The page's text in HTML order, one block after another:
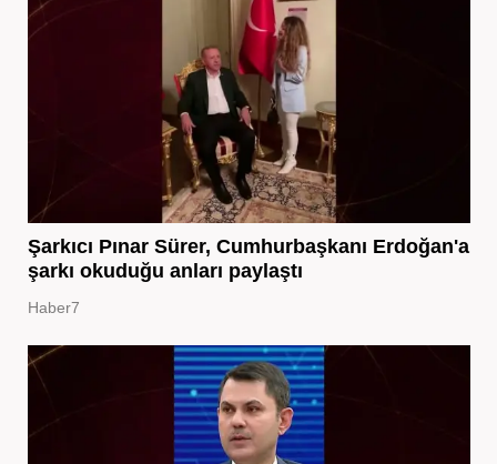
Şarkıcı Pınar Sürer, Cumhurbaşkanı Erdoğan'a
şarkı okuduğu anları paylaştı
Haber7